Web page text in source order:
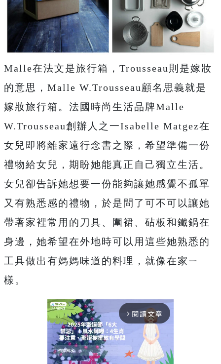
Malle在法文是旅行箱，Trousseau則是嫁妝
的意思，Malle W.Trousseau顧名思義就是
嫁妝旅行箱。法國時尚生活品牌Malle
W.Trousseau創辦人之一Isabelle Matgez在
女兒即將離家遠行念書之際，希望準備一份
禮物給女兒，期盼她能真正自己獨立生活。
女兒卻告訴她想要一份能夠讓她感覺不孤單
又有熟悉感的禮物，於是問了可不可以讓她
帶著家裡常用的刀具、圍裙、砧板和鐵鍋在
身邊，她希望在外地時可以用這些她熟悉的
工具做出有媽媽味道的料理，就像在家ㄧ
樣。
arrow_forward_ios 閱讀文章